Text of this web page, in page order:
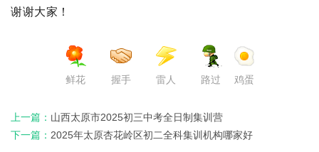
谢谢大家！
鲜花 握手 雷人 路过 鸡蛋
上一篇： 山西太原市2025初三中考全日制集训营
下一篇： 2025年太原杏花岭区初二全科集训机构哪家好